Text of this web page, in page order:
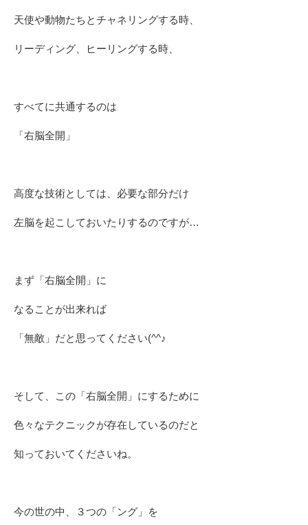
天使や動物たちとチャネリングする時、
リーディング、ヒーリングする時、
すべてに共通するのは
「右脳全開」
高度な技術としては、必要な部分だけ
左脳を起こしておいたりするのですが…
まず「右脳全開」に
なることが出来れば
「無敵」だと思ってください(^^♪
そして、この「右脳全開」にするために
色々なテクニックが存在しているのだと
知っておいてくださいね。
今の世の中、３つの「ング」を